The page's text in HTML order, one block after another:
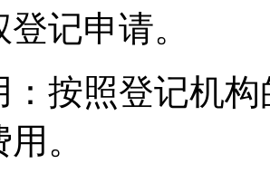
记申请。
：按照登记机
。